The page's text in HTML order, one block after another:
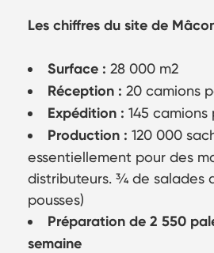
Les chiffres du site de
Surface : 28 000 m2
Réception : 20 camions
Expédition : 145
Production : 120 000
essentiellement pour des
distributeurs. ¾ de salades
pousses)
Préparation de 2 550
semaine